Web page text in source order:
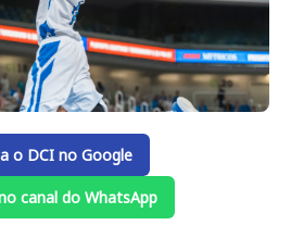
o DCI no Google
canal do WhatsApp